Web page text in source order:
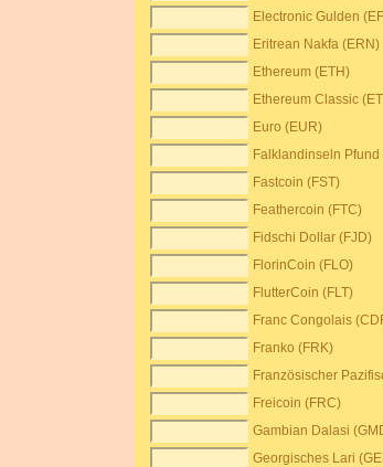
Electronic Gulden
Eritrean Nakfa (ERN)
Ethereum (ETH)
Ethereum Classic
Euro (EUR)
Falklandinseln Pfund
Fastcoin (FST)
Feathercoin (FTC)
Fidschi Dollar (FJD)
FlorinCoin (FLO)
FlutterCoin (FLT)
Franc Congolais
Franko (FRK)
Französischer
Freicoin (FRC)
Gambian Dalasi
Georgisches Lari